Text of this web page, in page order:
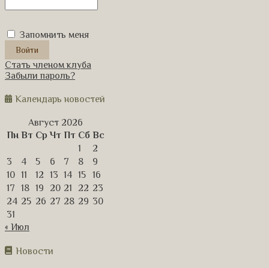
Запомнить меня
Стать членом клуба
Забыли пароль?
Календарь новостей
Август 2026
Пн Вт Ср Чт Пт Сб Вс
1
2
3
4 5 6 7 8
9
10 11 12 13 14 15
16
17
18 19 20 21 22 23
24 25 26 27 28 29 30
31
« Июл
Новости